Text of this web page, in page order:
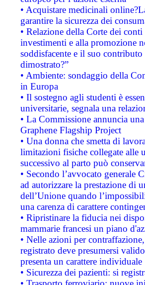
• Acquistare medicinali
garantire la sicurezza dei
• Relazione della Corte dei
investimenti e alla promozione
soddisfacente e il suo
dimostrato?”
• Ambiente: sondaggio della
in Europa
• Il sostegno agli studenti è
universitarie, segnala una
• La Commissione annuncia
Graphene Flagship Project
• Una donna che smetta di
limitazioni fisiche collegate alle
successivo al parto può
• Secondo l’avvocato
ad autorizzare la prestazione di
dell’Unione quando
una carenza di carattere
• Ripristinare la fiducia nei
mammarie francesi un piano
• Nelle azioni per
registrato deve presumersi
presenta un carattere individuale
• Sicurezza dei pazienti: si